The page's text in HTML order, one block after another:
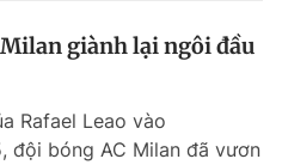
giành lại ngôi đầu
Rafael Leao vào
đội bóng AC Milan đã vươn